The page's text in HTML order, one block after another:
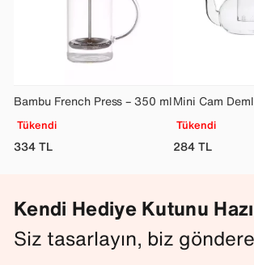
Bambu French Press – 350 ml
Tükendi
334TL
Mini Cam
Tükendi
284TL
Kendi Hediye Kutunu
Siz tasarlayın, biz